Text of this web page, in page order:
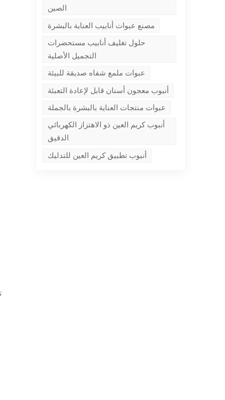
الصين
مصنع عبوات أنابيب العناية بالبشرة
حلول تغليف أنابيب مستحضرات
التجميل الأصلية
عبوات ملمع شفاه صديقة للبيئة
أنبوب معجون أسنان قابل لإعادة التعبئة
عبوات منتجات العناية بالبشرة بالجملة
أنبوب كريم العين ذو الاهتزاز الكهربائي
الدقيق
أنبوب تطبيق كريم العين للتدليك